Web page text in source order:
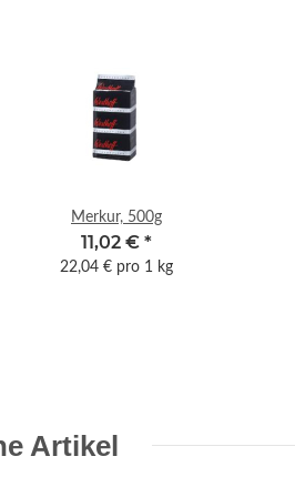
Merkur, 500g
11,02 € *
22,04 € pro 1 kg
Artikel